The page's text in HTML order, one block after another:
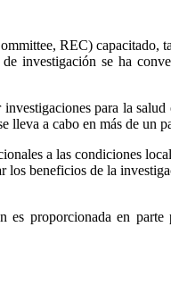
REC) capacitado,
investigación se ha
para la salud
lleva a cabo en más de un
a las condiciones
beneficios de la
es proporcionada en